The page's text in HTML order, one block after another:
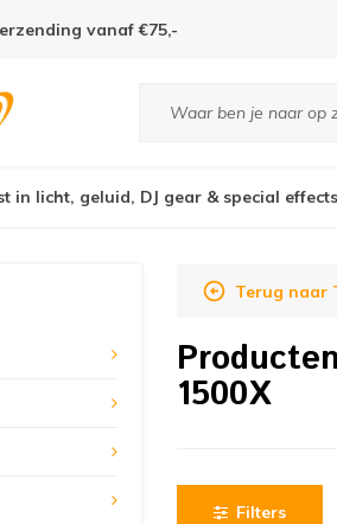
vanaf €75,-
in licht, geluid, DJ gear & special
Terug naar
1500X
Filters